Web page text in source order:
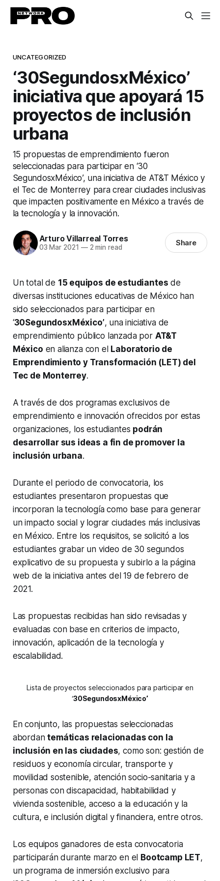
UNCATEGORIZED
‘30SegundosxMéxico’
iniciativa que apoyará 15
proyectos de inclusión
urbana
15 propuestas de emprendimiento fueron
seleccionadas para participar en ‘30
SegundosxMéxico’, una iniciativa de AT&T México y
el Tec de Monterrey para crear ciudades inclusivas
que impacten positivamente en México a través de
la tecnología y la innovación.
Arturo Villarreal Torres
03 Mar 2021 —2 min read Share
Un total de 15 equipos de estudiantes de
diversas instituciones educativas de México han
sido seleccionados para participar en
‘30SegundosxMéxico’, una iniciativa de
emprendimiento público lanzada por AT&T
México en alianza con el Laboratorio de
Emprendimiento y Transformación (LET) del
Tec de Monterrey.
A través de dos programas exclusivos de
emprendimiento e innovación ofrecidos por estas
organizaciones, los estudiantes podrán
desarrollar sus ideas a fin de promover la
inclusión urbana.
Durante el periodo de convocatoria, los
estudiantes presentaron propuestas que
incorporan la tecnología como base para generar
un impacto social y lograr ciudades más inclusivas
en México. Entre los requisitos, se solicitó a los
estudiantes grabar un video de 30 segundos
explicativo de su propuesta y subirlo a la página
web de la iniciativa antes del 19 de febrero de
2021.
Las propuestas recibidas han sido revisadas y
evaluadas con base en criterios de impacto,
innovación, aplicación de la tecnología y
escalabilidad.
Lista de proyectos seleccionados para participar en
‘30SegundosxMéxico’
En conjunto, las propuestas seleccionadas
abordantemáticas relacionadas con la
inclusión en las ciudades, como son: gestión de
residuos y economía circular, transporte y
movilidad sostenible, atención socio-sanitaria y a
personas con discapacidad, habitabilidad y
vivienda sostenible, acceso a la educación y la
cultura, e inclusión digital y financiera, entre otros.
Los equipos ganadores de esta convocatoria
participarán durante marzo en el Bootcamp LET,
un programa de inmersión exclusivo para